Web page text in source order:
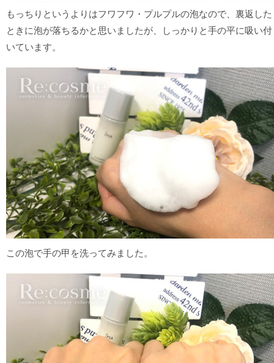
もっちりというよりはフワフワ・プルプルの泡なので、裏返した
ときに泡が落ちるかと思いましたが、しっかりと手の平に吸い付
いています。
この泡で手の甲を洗ってみました。